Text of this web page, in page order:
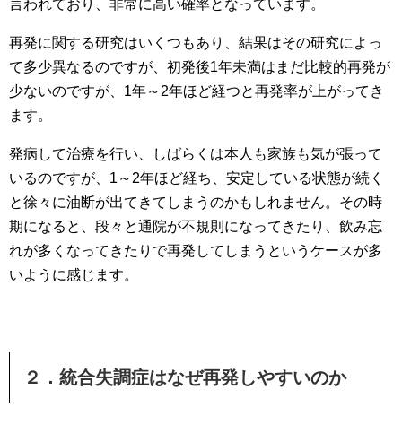
言われており、非常に高い確率となっています。
再発に関する研究はいくつもあり、結果はその研究によっ
て多少異なるのですが、初発後1年未満はまだ比較的再発が
少ないのですが、1年～2年ほど経つと再発率が上がってき
ます。
発病して治療を行い、しばらくは本人も家族も気が張って
いるのですが、1～2年ほど経ち、安定している状態が続く
と徐々に油断が出てきてしまうのかもしれません。その時
期になると、段々と通院が不規則になってきたり、飲み忘
れが多くなってきたりで再発してしまうというケースが多
いように感じます。
２．統合失調症はなぜ再発しやすいのか